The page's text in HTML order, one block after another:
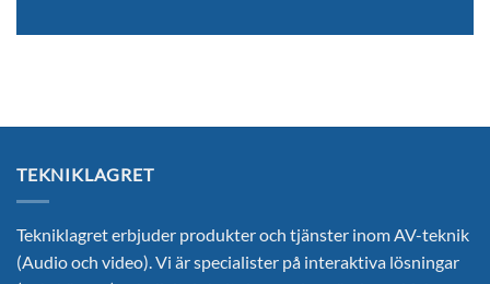
TEKNIKLAGRET
Tekniklagret erbjuder produkter och tjänster inom AV-teknik
(Audio och video). Vi är specialister på interaktiva lösningar